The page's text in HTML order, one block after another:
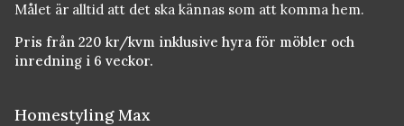
Målet är alltid att det ska kännas som att komma hem.
Pris från 220 kr/kvm inklusive hyra för möbler och
inredning i 6 veckor.
Homestyling Max